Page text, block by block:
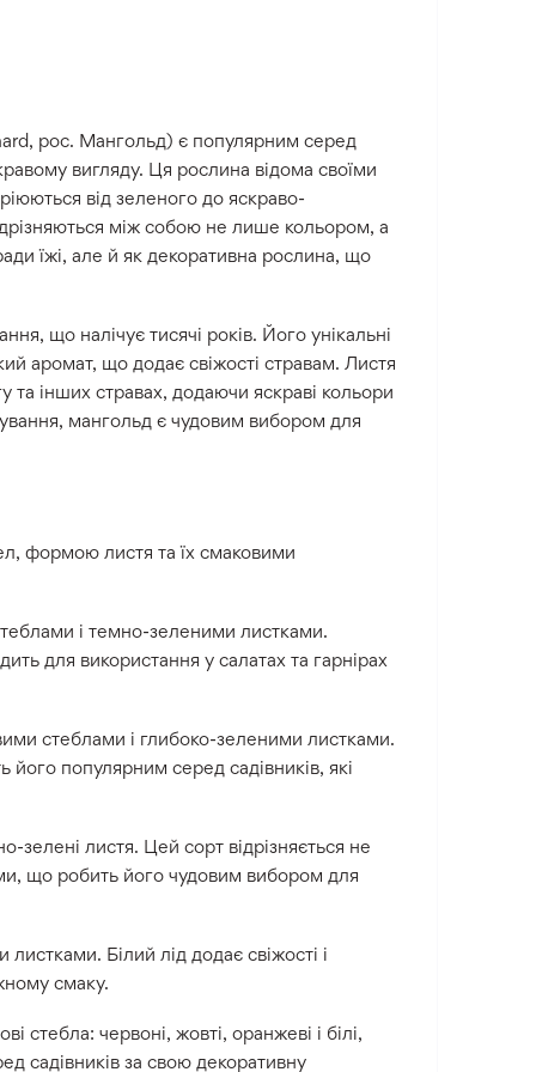
рос. Мангольд) є популярним серед
вигляду. Ця рослина відома своїми
від зеленого до яскраво-
між собою не лише кольором, а
їжі, але й як декоративна рослина, що
що налічує тисячі років. Його унікальні
аромат, що додає свіжості стравам. Листя
та інших стравах, додаючи яскраві кольори
мангольд є чудовим вибором для
формою листя та їх смаковими
і темно-зеленими листками.
для використання у салатах та гарнірах
стеблами і глибоко-зеленими листками.
популярним серед садівників, які
зелені листя. Цей сорт відрізняється не
що робить його чудовим вибором для
Білий лід додає свіжості і
смаку.
стебла: червоні, жовті, оранжеві і білі,
садівників за свою декоративну